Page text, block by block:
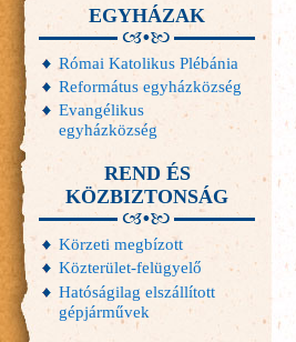
EGYHÁZAK
Római Katolikus Plébánia
Református egyházközség
Evangélikus
egyházközség
REND ÉS
KÖZBIZTONSÁG
Körzeti megbízott
Közterület-felügyelő
Hatóságilag elszállított
gépjárművek